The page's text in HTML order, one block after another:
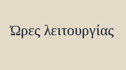
Ώρες λειτουργίας